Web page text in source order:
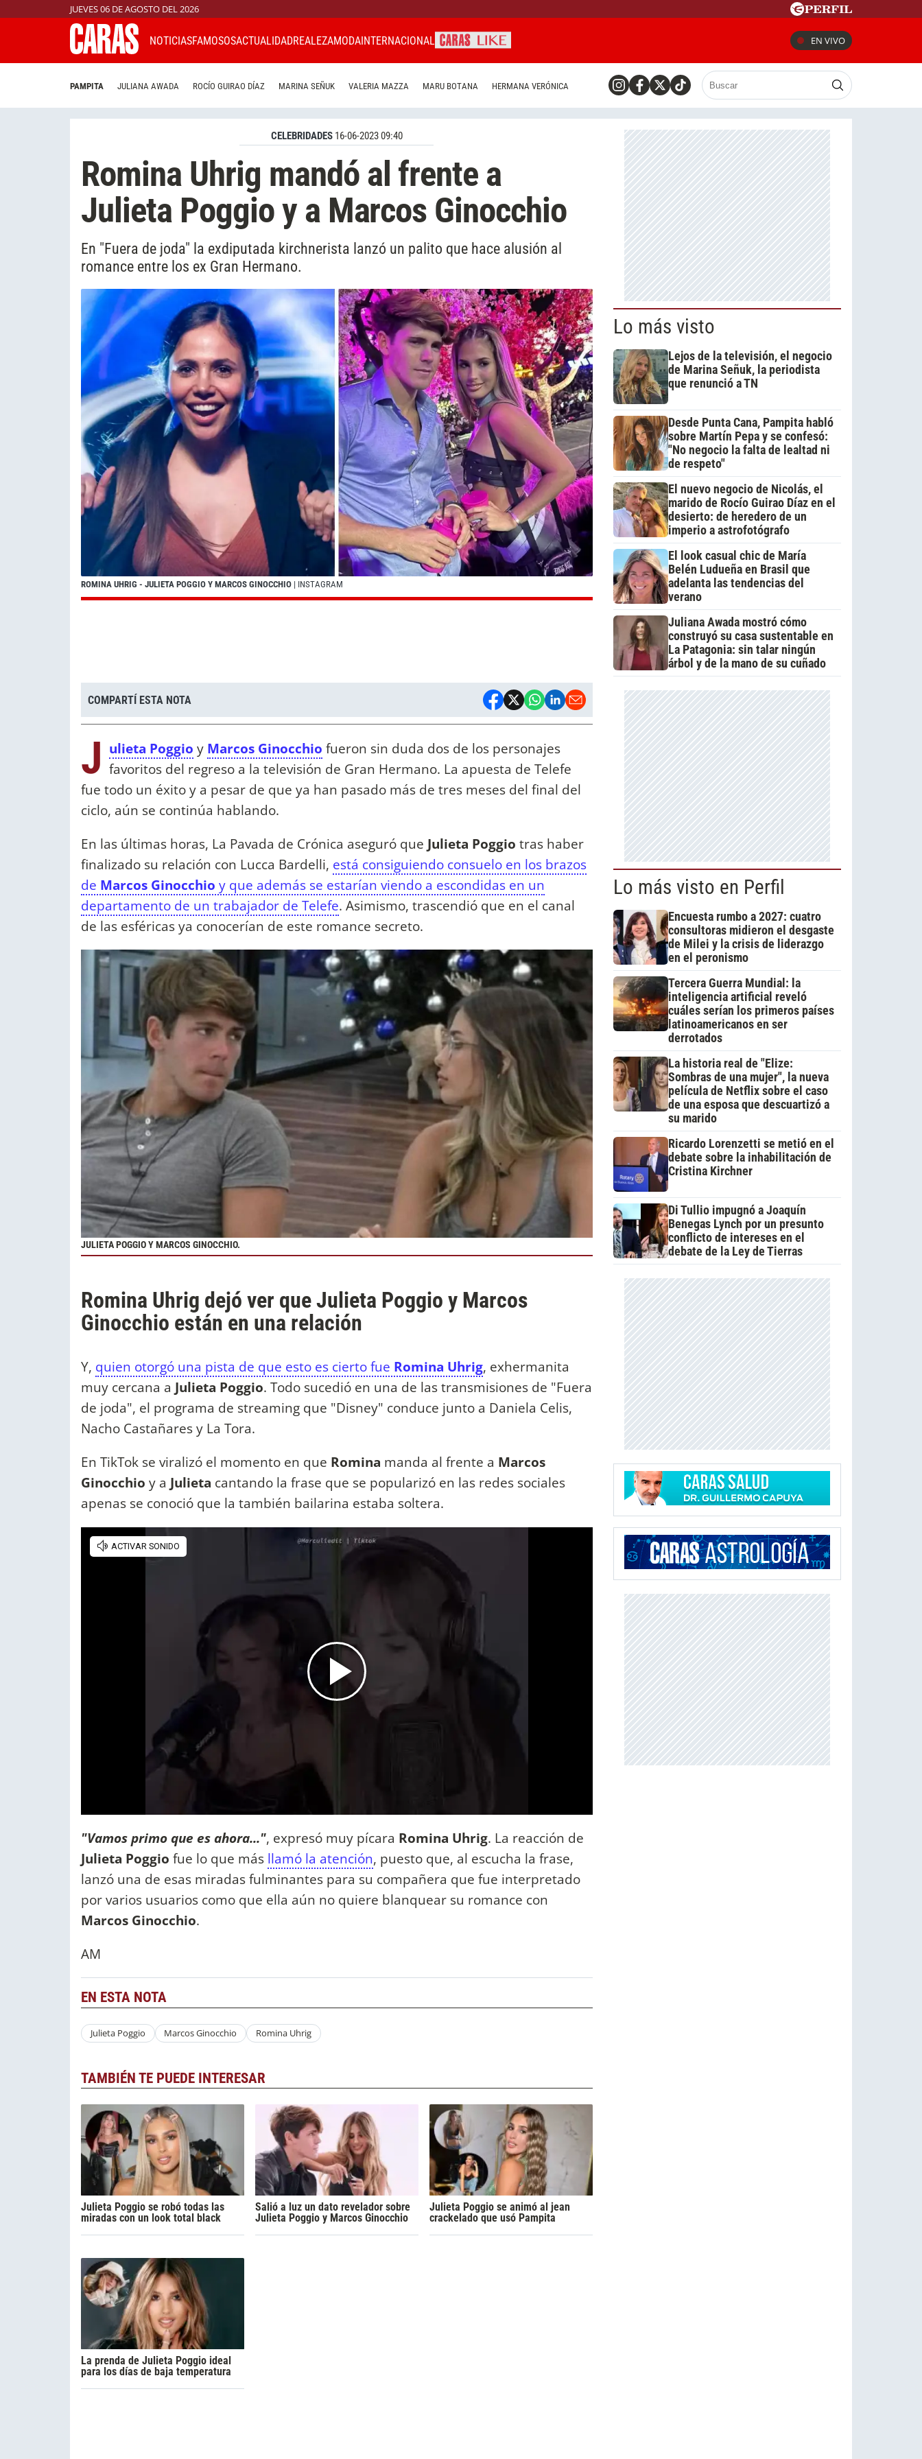
JUEVES 06 DE AGOSTO DEL 2026
NOTICIASFAMOSOSACTUALIDADREALEZAMODAINTERNACIONAL EN VIVO
PAMPITA JULIANA AWADA ROCÍO GUIRAO DÍAZ MARINA SEÑUK VALERIA MAZZA MARU BOTANA HERMANA VERÓNICA
CELEBRIDADES 16-06-2023 09:40
Romina Uhrig mandó al frente a
Julieta Poggio y a Marcos Ginocchio
En "Fuera de joda" la exdiputada kirchnerista lanzó un palito que hace alusión al
romance entre los ex Gran Hermano.
ROMINA UHRIG - JULIETA POGGIO Y MARCOS GINOCCHIO | INSTAGRAM
COMPARTÍ ESTA NOTA
J ulieta Poggio y Marcos Ginocchio fueron sin duda dos de los personajes
favoritos del regreso a la televisión de Gran Hermano. La apuesta de Telefe
fue todo un éxito y a pesar de que ya han pasado más de tres meses del final del
ciclo, aún se continúa hablando.
En las últimas horas, La Pavada de Crónica aseguró que Julieta Poggio tras haber
finalizado su relación con Lucca Bardelli, está consiguiendo consuelo en los brazos
de Marcos Ginocchio y que además se estarían viendo a escondidas en un
departamento de un trabajador de Telefe. Asimismo, trascendió que en el canal
de las esféricas ya conocerían de este romance secreto.
JULIETA POGGIO Y MARCOS GINOCCHIO.
Romina Uhrig dejó ver que Julieta Poggio y Marcos
Ginocchio están en una relación
Y, quien otorgó una pista de que esto es cierto fue Romina Uhrig, exhermanita
muy cercana a Julieta Poggio. Todo sucedió en una de las transmisiones de "Fuera
de joda", el programa de streaming que "Disney" conduce junto a Daniela Celis,
Nacho Castañares y La Tora.
En TikTok se viralizó el momento en que Romina manda al frente a Marcos
Ginocchio y a Julieta cantando la frase que se popularizó en las redes sociales
apenas se conoció que la también bailarina estaba soltera.
"Vamos primo que es ahora...", expresó muy pícara Romina Uhrig. La reacción de
Julieta Poggio fue lo que más llamó la atención, puesto que, al escucha la frase,
lanzó una de esas miradas fulminantes para su compañera que fue interpretado
por varios usuarios como que ella aún no quiere blanquear su romance con
Marcos Ginocchio.
AM
EN ESTA NOTA
Julieta Poggio Marcos Ginocchio Romina Uhrig
TAMBIÉN TE PUEDE INTERESAR
Julieta Poggio se robó todas las
miradas con un look total black
Salió a luz un dato revelador sobre
Julieta Poggio y Marcos Ginocchio
Julieta Poggio se animó al jean
crackelado que usó Pampita
La prenda de Julieta Poggio ideal
para los días de baja temperatura
Lo más visto
Lejos de la televisión, el negocio
de Marina Señuk, la periodista
que renunció a TN
Desde Punta Cana, Pampita habló
sobre Martín Pepa y se confesó:
"No negocio la falta de lealtad ni
de respeto"
El nuevo negocio de Nicolás, el
marido de Rocío Guirao Díaz en el
desierto: de heredero de un
imperio a astrofotógrafo
El look casual chic de María
Belén Ludueña en Brasil que
adelanta las tendencias del
verano
Juliana Awada mostró cómo
construyó su casa sustentable en
La Patagonia: sin talar ningún
árbol y de la mano de su cuñado
Lo más visto en Perfil
Encuesta rumbo a 2027: cuatro
consultoras midieron el desgaste
de Milei y la crisis de liderazgo
en el peronismo
Tercera Guerra Mundial: la
inteligencia artificial reveló
cuáles serían los primeros países
latinoamericanos en ser
derrotados
La historia real de "Elize:
Sombras de una mujer", la nueva
película de Netflix sobre el caso
de una esposa que descuartizó a
su marido
Ricardo Lorenzetti se metió en el
debate sobre la inhabilitación de
Cristina Kirchner
Di Tullio impugnó a Joaquín
Benegas Lynch por un presunto
conflicto de intereses en el
debate de la Ley de Tierras